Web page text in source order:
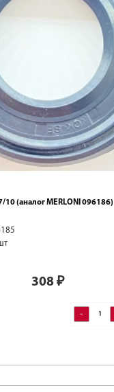
(аналог MERLONI 096186)
308 ₽
-